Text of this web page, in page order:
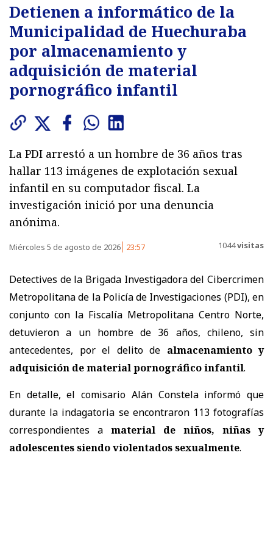
Detienen a informático de la
Municipalidad de Huechuraba
por almacenamiento y
adquisición de material
pornográfico infantil
La PDI arrestó a un hombre de 36 años tras
hallar 113 imágenes de explotación sexual
infantil en su computador fiscal. La
investigación inició por una denuncia
anónima.
Miércoles 5 de agosto de 2026 23:57 1044visitas
Detectives de la Brigada Investigadora del Cibercrimen
Metropolitana de la Policía de Investigaciones (PDI), en
conjunto con la Fiscalía Metropolitana Centro Norte,
detuvieron a un hombre de 36 años, chileno, sin
antecedentes, por el delito de almacenamiento y
adquisición de material pornográfico infantil.
En detalle, el comisario Alán Constela informó que
durante la indagatoria se encontraron 113 fotografías
correspondientes a material de niños, niñas y
adolescentes siendo violentados sexualmente.